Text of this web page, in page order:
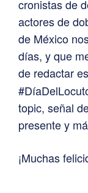
cronistas de
actores de
de México
días, y que
de redactar
topic, señal
presente y
¡Muchas